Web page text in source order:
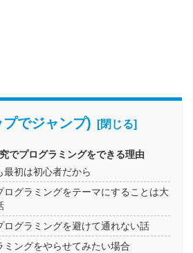
プでジャンプ)
でプログラミングをできる理由
最初は初心者だから
ログラミングをテーマにすることは大
ログラミングを避けて通れない話
ミングをやらせてみたい場合